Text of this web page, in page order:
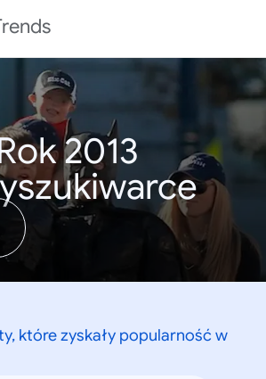
2013
które zyskały popularność w